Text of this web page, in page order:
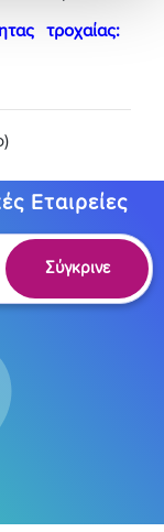
τροχαίας:
Εταιρείες
Σύγκρινε